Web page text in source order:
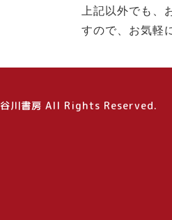
上記以外でも、
すので、お気軽
川書房 All Rights Reserved.